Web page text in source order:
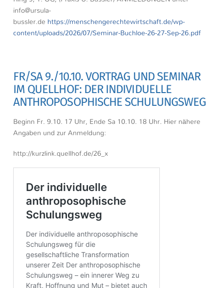
info@ursula-
bussler.de https://menschengerechtewirtschaft.de/wp-
content/uploads/2026/07/Seminar-Buchloe-26-27-Sep-26.pdf
FR/SA 9./10.10. VORTRAG UND SEMINAR
IM QUELLHOF: DER INDIVIDUELLE
ANTHROPOSOPHISCHE SCHULUNGSWEG
Beginn Fr. 9.10. 17 Uhr, Ende Sa 10.10. 18 Uhr. Hier nähere
Angaben und zur Anmeldung:
http://kurzlink.quellhof.de/26_x